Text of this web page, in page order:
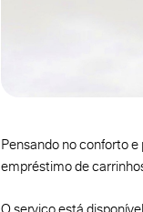
Pensando no conforto
empréstimo de